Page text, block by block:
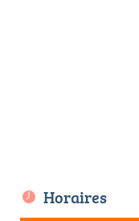
Horaires